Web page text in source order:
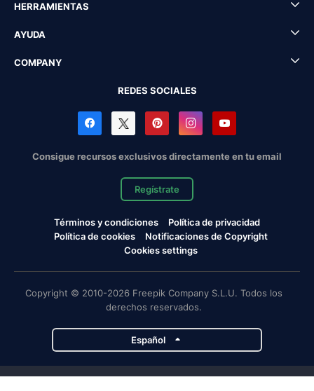
HERRAMIENTAS
AYUDA
COMPANY
REDES SOCIALES
Consigue recursos exclusivos directamente en tu email
Regístrate
Términos y condiciones
Política de privacidad
Política de cookies
Notificaciones de Copyright
Cookies settings
Copyright © 2010-2026 Freepik Company S.L.U. Todos los
derechos reservados.
Español